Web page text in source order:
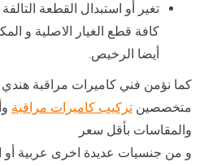
تغير أو استبدال القطعة
كافة قطع الغيار الاصلية و
أيضا الرخيص.
كما نؤمن فني كاميرات مراقبة
متخصصين تركيب كاميرات مراقبة
والمقاسات بأقل سعر
و من جنسيات عديدة اخرى عربية أو